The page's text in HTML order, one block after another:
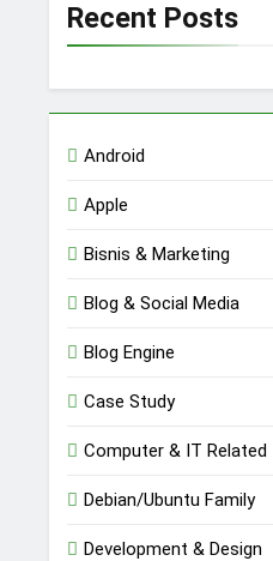
Recent Posts
Android
Apple
Bisnis & Marketing
Blog & Social Media
Blog Engine
Case Study
Computer & IT Related
Debian/Ubuntu Family
Development & Design